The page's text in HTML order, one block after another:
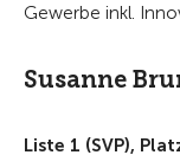
Gewerbe inkl.
Susanne
Liste 1 (SVP),